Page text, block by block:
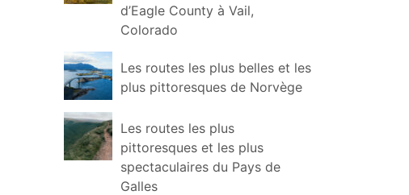
d’Eagle County à Vail,
Colorado
Les routes les plus belles et les
plus pittoresques de Norvège
Les routes les plus
pittoresques et les plus
spectaculaires du Pays de
Galles